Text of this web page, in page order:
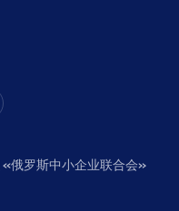
«俄罗斯中小企业联合会»